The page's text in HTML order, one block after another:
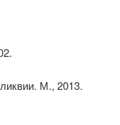
М., 2013.